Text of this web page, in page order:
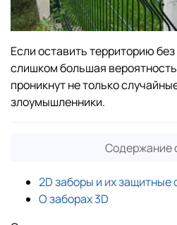
Если оставить территорию
слишком большая вероятность
проникнут не только
злоумышленники.
Содержание
2D заборы и их защитные
О заборах 3D